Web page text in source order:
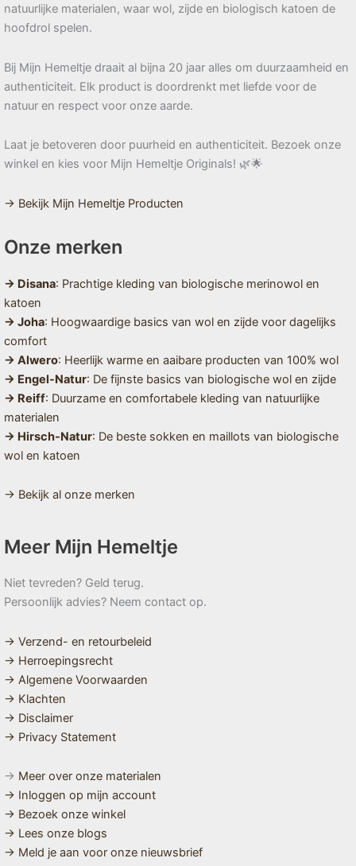
natuurlijke materialen, waar wol, zijde en biologisch katoen de
hoofdrol spelen.
Bij Mijn Hemeltje draait al bijna 20 jaar alles om duurzaamheid en
authenticiteit. Elk product is doordrenkt met liefde voor de
natuur en respect voor onze aarde.
Laat je betoveren door puurheid en authenticiteit. Bezoek onze
winkel en kies voor Mijn Hemeltje Originals! 🌿🌟
→ Bekijk Mijn Hemeltje Producten
Onze merken
→ Disana: Prachtige kleding van biologische merinowol en
katoen
→ Joha: Hoogwaardige basics van wol en zijde voor dagelijks
comfort
→ Alwero: Heerlijk warme en aaibare producten van 100% wol
→ Engel-Natur: De fijnste basics van biologische wol en zijde
→ Reiff: Duurzame en comfortabele kleding van natuurlijke
materialen
→ Hirsch-Natur: De beste sokken en maillots van biologische
wol en katoen
→ Bekijk al onze merken
Meer Mijn Hemeltje
Niet tevreden? Geld terug.
Persoonlijk advies? Neem contact op.
→ Verzend- en retourbeleid
→ Herroepingsrecht
→ Algemene Voorwaarden
→ Klachten
→ Disclaimer
→ Privacy Statement
→ Meer over onze materialen
→ Inloggen op mijn account
→ Bezoek onze winkel
→ Lees onze blogs
→ Meld je aan voor onze nieuwsbrief